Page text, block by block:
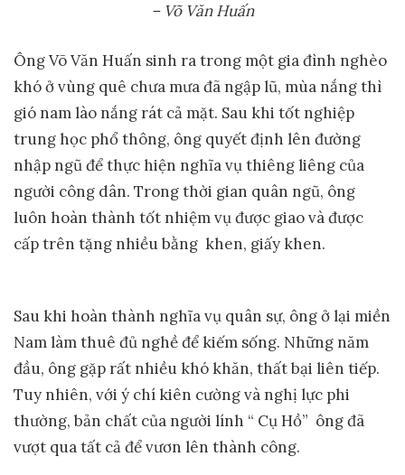
– Võ Văn Huấn
Ông Võ Văn Huấn sinh ra trong một gia đình nghèo
khó ở vùng quê chưa mưa đã ngập lũ, mùa nắng thì
gió nam lào nắng rát cả mặt. Sau khi tốt nghiệp
trung học phổ thông, ông quyết định lên đường
nhập ngũ để thực hiện nghĩa vụ thiêng liêng của
người công dân. Trong thời gian quân ngũ, ông
luôn hoàn thành tốt nhiệm vụ được giao và được
cấp trên tặng nhiều bằng khen, giấy khen.
Sau khi hoàn thành nghĩa vụ quân sự, ông ở lại miền
Nam làm thuê đủ nghề để kiếm sống. Những năm
đầu, ông gặp rất nhiều khó khăn, thất bại liên tiếp.
Tuy nhiên, với ý chí kiên cường và nghị lực phi
thường, bản chất của người lính “ Cụ Hồ” ông đã
vượt qua tất cả để vươn lên thành công.